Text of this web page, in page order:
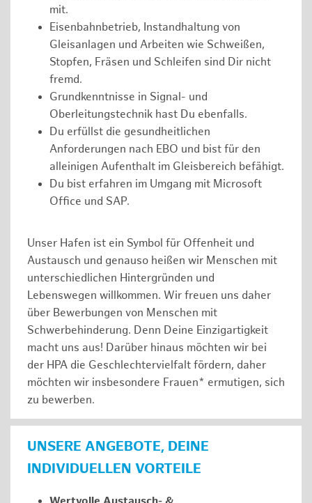
mit.
Eisenbahnbetrieb, Instandhaltung von
Gleisanlagen und Arbeiten wie Schweißen,
Stopfen, Fräsen und Schleifen sind Dir nicht
fremd.
Grundkenntnisse in Signal- und
Oberleitungstechnik hast Du ebenfalls.
Du erfüllst die gesundheitlichen
Anforderungen nach EBO und bist für den
alleinigen Aufenthalt im Gleisbereich befähigt.
Du bist erfahren im Umgang mit Microsoft
Office und SAP.
Unser Hafen ist ein Symbol für Offenheit und
Austausch und genauso heißen wir Menschen mit
unterschiedlichen Hintergründen und
Lebenswegen willkommen. Wir freuen uns daher
über Bewerbungen von Menschen mit
Schwerbehinderung. Denn Deine Einzigartigkeit
macht uns aus! Darüber hinaus möchten wir bei
der HPA die Geschlechtervielfalt fördern, daher
möchten wir insbesondere Frauen* ermutigen, sich
zu bewerben.
UNSERE ANGEBOTE, DEINE
INDIVIDUELLEN VORTEILE